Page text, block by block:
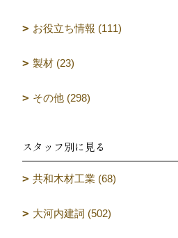
お役立ち情報 (111)
製材 (23)
その他 (298)
スタッフ別に見る
共和木材工業 (68)
大河内建詞 (502)